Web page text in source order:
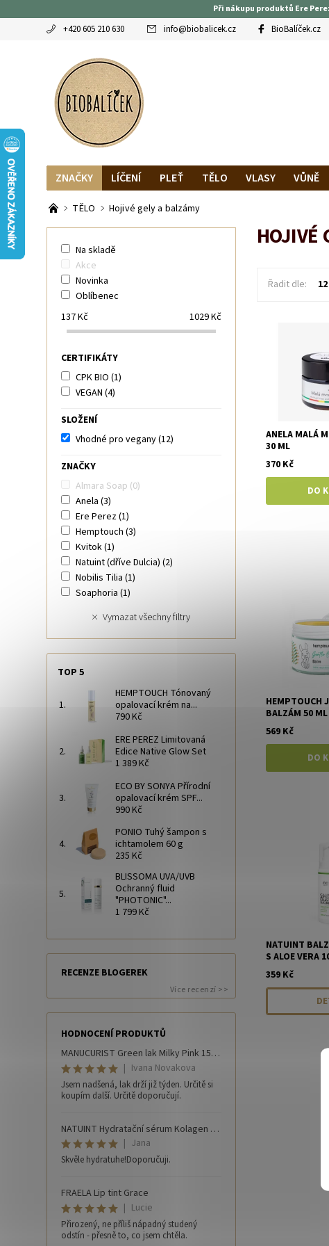
Při nákupu produktů Ere
+420 605 210 630 info@biobalicek.cz BioBalíček.cz
ZNAČKY LÍČENÍ PLEŤ TĚLO VLASY VŮNĚ
OBLÍBENCI
MAGAZÍN RECENZE BLOGEREK
TĚLO Hojivé gely a balzámy
HOJIVÉ
Řadit dle: 12
ANELA MALÁ
30 ML
370 Kč
HEMPTOUCH
BALZÁM 50 ML
569 Kč
NATUINT
S ALOE VERA
359 Kč
Na skladě
Akce
Novinka
Oblíbenec
137Kč 1029Kč
CERTIFIKÁTY
CPK BIO (1)
VEGAN (4)
SLOŽENÍ
Vhodné pro vegany(12)
ZNAČKY
Almara Soap (0)
Anela (3)
Ere Perez(1)
Hemptouch (3)
Kvitok(1)
Natuint (dříve Dulcia) (2)
Nobilis Tilia (1)
Soaphoria (1)
Vymazat všechny filtry
TOP 5
HEMPTOUCH Tónovaný
opalovací krém na...
790 Kč
ERE PEREZ Limitovaná
Edice Native Glow Set
1 389 Kč
ECO BY SONYA Přírodní
opalovací krém SPF...
990 Kč
PONIO Tuhý šampon s
ichtamolem 60 g
235 Kč
BLISSOMA UVA/UVB
Ochranný fluid
"PHOTONIC"...
1 799 Kč
RECENZE BLOGEREK
Více recenzí >>
HODNOCENÍ PRODUKTŮ
MANUCURIST Green lak Milky Pink 15 ml
| Ivana Novakova
Jsem nadšená, lak drží již týden. Určitě si
koupím další. Určitě doporučují.
NATUINT Hydratační sérum Kolagen 30 ml
| Jana
Skvěle hydratuhe!Doporučuji.
FRAELA Lip tint Grace
| Lucie
Přirozený, ne příliš nápadný studený
odstín - přesně to, co jsem chtěla.